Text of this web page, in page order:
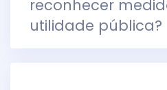
reconhecer
utilidade pública?